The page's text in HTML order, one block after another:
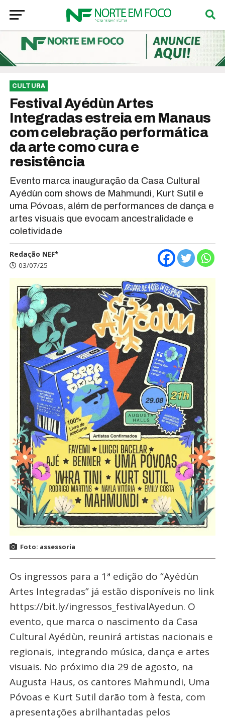
CULTURA
Festival Ayédùn Artes
Integradas estreia em Manaus
com celebração performática
da arte como cura e
resistência
Evento marca inauguração da Casa Cultural
Ayédùn com shows de Mahmundi, Kurt Sutil e
uma Póvoas, além de performances de dança e
artes visuais que evocam ancestralidade e
coletividade
Redação NEF*
03/07/25
Foto: assessoria
Os ingressos para a 1ª edição do “Ayédùn
Artes Integradas” já estão disponíveis no link
https://bit.ly/ingressos_festivalAyedun. O
evento, que marca o nascimento da Casa
Cultural Ayédùn, reunirá artistas nacionais e
regionais, integrando música, dança e artes
visuais. No próximo dia 29 de agosto, na
Augusta Haus, os cantores Mahmundi, Uma
Póvoas e Kurt Sutil darão tom à festa, com
apresentações abrilhantadas pelos